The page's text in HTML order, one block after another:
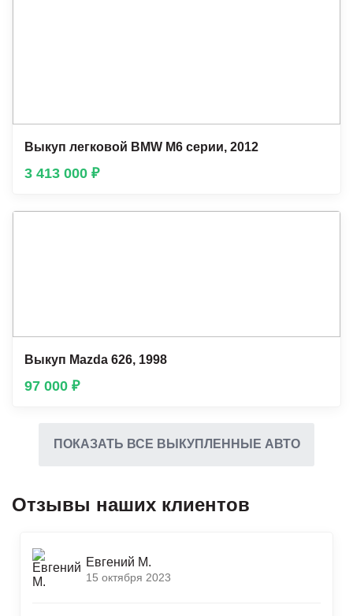
Выкуп легковой BMW М6 серии, 2012
3 413 000 ₽
Выкуп Mazda 626, 1998
97 000 ₽
ПОКАЗАТЬ ВСЕ ВЫКУПЛЕННЫЕ АВТО
Отзывы наших клиентов
Евгений М.
15 октября 2023